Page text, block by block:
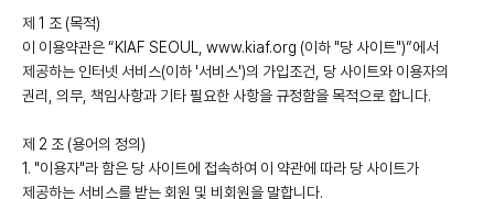
제 1 조 (목적)
이 이용약관은 “KIAF SEOUL, www.kiaf.org (이하 "당 사이트")”에서
제공하는 인터넷 서비스(이하 '서비스')의 가입조건, 당 사이트와 이용자의
권리, 의무, 책임사항과 기타 필요한 사항을 규정함을 목적으로 합니다.
제 2 조 (용어의 정의)
1. "이용자"라 함은 당 사이트에 접속하여 이 약관에 따라 당 사이트가
제공하는 서비스를 받는 회원 및 비회원을 말합니다.